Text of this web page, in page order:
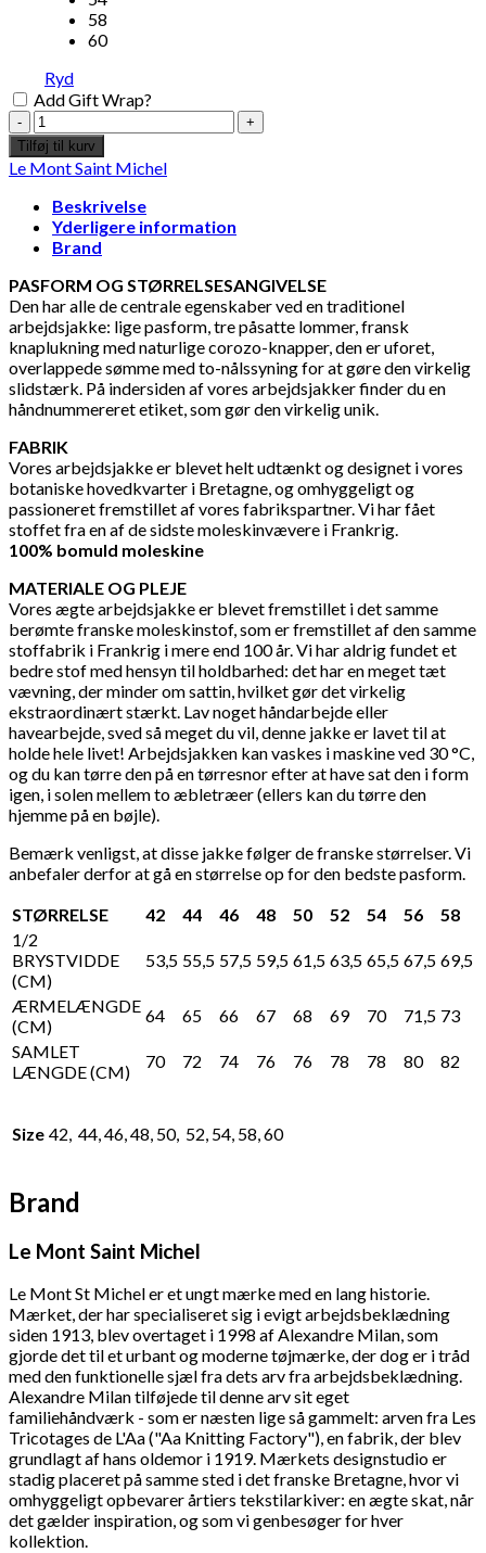
58
60
Ryd
Add Gift Wrap?
Le
Mont
St
Michel
Men
-
Genuine
Work
Jacket,
Vieros
antal
Tilføj til kurv
Le Mont Saint Michel
Beskrivelse
Yderligere information
Brand
PASFORM OG STØRRELSESANGIVELSE
Den har alle de centrale egenskaber ved en traditionel
arbejdsjakke: lige pasform, tre påsatte lommer, fransk
knaplukning med naturlige corozo-knapper, den er uforet,
overlappede sømme med to-nålssyning for at gøre den virkelig
slidstærk. På indersiden af vores arbejdsjakker finder du en
håndnummereret etiket, som gør den virkelig unik.
FABRIK
Vores arbejdsjakke er blevet helt udtænkt og designet i vores
botaniske hovedkvarter i Bretagne, og omhyggeligt og
passioneret fremstillet af vores fabrikspartner. Vi har fået
stoffet fra en af de sidste moleskinvævere i Frankrig.
100% bomuld moleskine
MATERIALE OG PLEJE
Vores ægte arbejdsjakke er blevet fremstillet i det samme
berømte franske moleskinstof, som er fremstillet af den samme
stoffabrik i Frankrig i mere end 100 år. Vi har aldrig fundet et
bedre stof med hensyn til holdbarhed: det har en meget tæt
vævning, der minder om sattin, hvilket gør det virkelig
ekstraordinært stærkt. Lav noget håndarbejde eller
havearbejde, sved så meget du vil, denne jakke er lavet til at
holde hele livet! Arbejdsjakken kan vaskes i maskine ved 30 °C,
og du kan tørre den på en tørresnor efter at have sat den i form
igen, i solen mellem to æbletræer (ellers kan du tørre den
hjemme på en bøjle).
Bemærk venligst, at disse jakke følger de franske størrelser. Vi
anbefaler derfor at gå en størrelse op for den bedste pasform.
STØRRELSE
42 44 46 48 50 52 54 56
58
1/2
BRYSTVIDDE
(CM)
53,5 55,5 57,5 59,5 61,5 63,5 65,5 67,5 69,5
ÆRMELÆNGDE
(CM)
64 65 66 67 68 69 70 71,5 73
SAMLET
LÆNGDE (CM)
70 72 74 76 76 78 78 80 82
Size 42, 44, 46, 48, 50, 52, 54, 58, 60
Brand
Le Mont Saint Michel
Le Mont St Michel er et ungt mærke med en lang historie.
Mærket, der har specialiseret sig i evigt arbejdsbeklædning
siden 1913, blev overtaget i 1998 af Alexandre Milan, som
gjorde det til et urbant og moderne tøjmærke, der dog er i tråd
med den funktionelle sjæl fra dets arv fra arbejdsbeklædning.
Alexandre Milan tilføjede til denne arv sit eget
familiehåndværk - som er næsten lige så gammelt: arven fra Les
Tricotages de L'Aa ("Aa Knitting Factory"), en fabrik, der blev
grundlagt af hans oldemor i 1919. Mærkets designstudio er
stadig placeret på samme sted i det franske Bretagne, hvor vi
omhyggeligt opbevarer årtiers tekstilarkiver: en ægte skat, når
det gælder inspiration, og som vi genbesøger for hver
kollektion.